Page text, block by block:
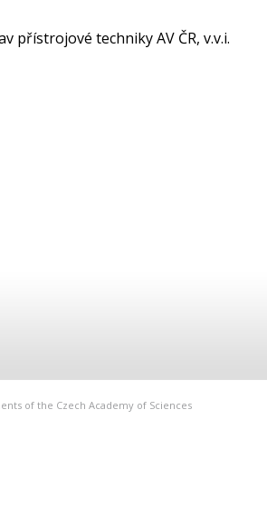
přístrojové techniky AV ČR, v.v.i.
of the Czech Academy of Sciences